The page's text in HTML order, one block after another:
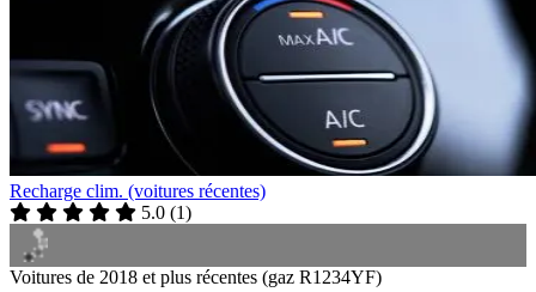
Recharge clim. (voitures récentes)
5.0 (1)
Voitures de 2018 et plus récentes (gaz R1234YF)